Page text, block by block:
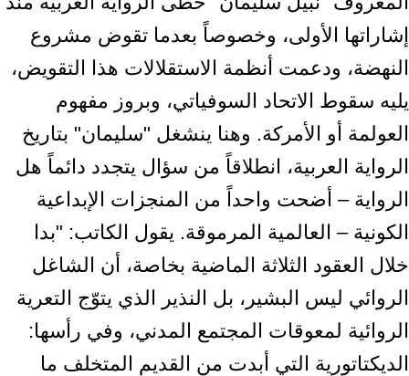
إشاراتها الأولى، وخصوصاً بعدما تقوض مشروع
النهضة، ودعمت أنظمة الاستقلالات هذا التقويض،
يليه سقوط الاتحاد السوفياتي، وبروز مفهوم
العولمة أو الأمركة. وهنا ينشغل "سليمان" بتاريخ
الرواية العربية، انطلاقاً من سؤال يتجدد دائماً هل
الرواية – أضحت واحداً من المنجزات الإبداعية
الكونية – العالمية المرموقة. يقول الكاتب: "بدا
خلال العقود الثلاثة الماضية بخاصة، أن الشاغل
الروائي ليس البشير، بل النذير الذي يتوّج التعرية
الروائية لمعوقات المجتمع المدني، وفي رأسها:
الديكتاتورية التي أبدت من القديم المتخلف ما